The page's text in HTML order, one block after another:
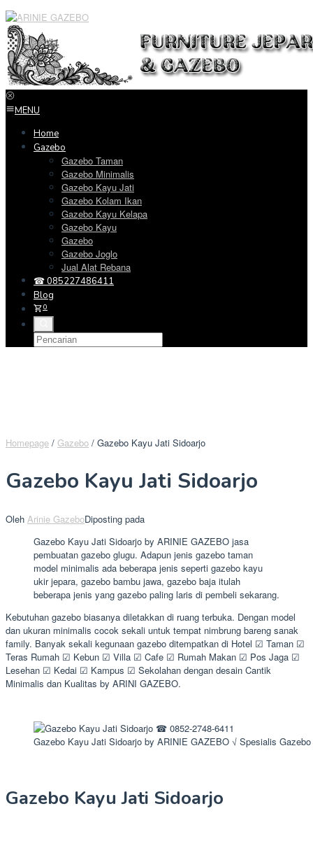
Loncat
ke
konten
MENU
Home
Gazebo
Gazebo Taman
Gazebo Minimalis
Gazebo Kayu Jati
Gazebo Kolam Ikan
Gazebo Kayu Kelapa
Gazebo Kayu
Gazebo
Gazebo Joglo
Jual Alat Rebana
☎ 085227486411
Blog
0
Homepage / Gazebo / Gazebo Kayu Jati Sidoarjo
Gazebo Kayu Jati Sidoarjo
Oleh Arinie GazeboDiposting pada
Gazebo Kayu Jati Sidoarjo by ARINIE GAZEBO jasa
pembuatan gazebo glugu. Adapun jenis gazebo taman
model minimalis ada beberapa jenis seperti gazebo kayu
ukir jepara, gazebo bambu jawa, gazebo baja itulah
beberapa jenis yang gazebo paling laris di pembeli sekarang.
Kebutuhan gazebo biasanya diletakkan di ruang terbuka. Dengan model
dan ukuran minimalis cocok sekali untuk tempat nimbrung bareng sanak
family. Banyak sekali kegunaan gazebo ditempatkan di Hotel ☑ Taman ☑
Teras Rumah ☑ Kebun ☑ Villa ☑ Cafe ☑ Rumah Makan ☑ Pos Jaga ☑
Lesehan ☑ Kedai ☑ Kampus ☑ Sekolahan dengan desain Cantik
Minimalis dan Kualitas by ARINI GAZEBO.
Gazebo Kayu Jati Sidoarjo by ARINIE GAZEBO √ Spesialis Gazebo
Gazebo Kayu Jati Sidoarjo